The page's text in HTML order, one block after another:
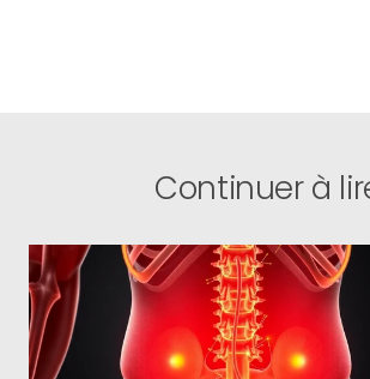
Continuer à